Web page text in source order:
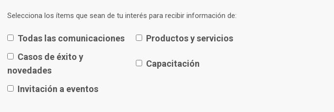
Selecciona los ítems que sean de tu interés para recibir información de:
Todas las comunicaciones
Productos y servicios
Casos de éxito y
novedades
Capacitación
Invitación a eventos